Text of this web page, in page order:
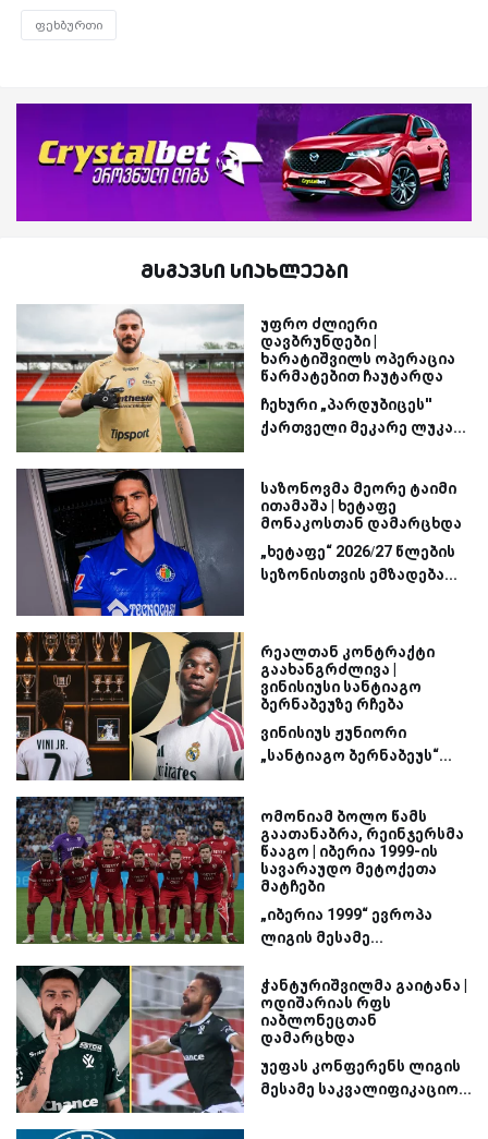
ფეხბურთი
მსგავსი სიახლეები
უფრო ძლიერი
დავბრუნდები |
ხარატიშვილს ოპერაცია
წარმატებით ჩაუტარდა
ჩეხური „პარდუბიცეს''
ქართველი მეკარე ლუკა...
საზონოვმა მეორე ტაიმი
ითამაშა | ხეტაფე
მონაკოსთან დამარცხდა
„ხეტაფე“ 2026/27 წლების
სეზონისთვის ემზადება...
რეალთან კონტრაქტი
გაახანგრძლივა |
ვინისიუსი სანტიაგო
ბერნაბეუზე რჩება
ვინისიუს ჟუნიორი
„სანტიაგო ბერნაბეუს“...
ომონიამ ბოლო წამს
გაათანაბრა, რეინჯერსმა
წააგო | იბერია 1999-ის
სავარაუდო მეტოქეთა
მატჩები
„იბერია 1999“ ევროპა
ლიგის მესამე...
ჭანტურიშვილმა გაიტანა |
ოდიშარიას რფს
იაბლონეცთან
დამარცხდა
უეფას კონფერენს ლიგის
მესამე საკვალიფიკაციო...